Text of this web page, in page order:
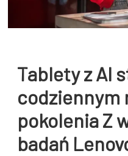
Tablety z AI
codziennym
pokolenia Z
badań